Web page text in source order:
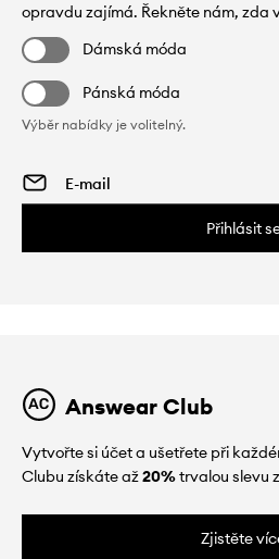
opravdu zajímá. Řekněte nám, zda
Dámská móda
Pánská móda
Výběr nabídky je volitelný.
Přihlásit
Answear Club
Vytvořte si účet a ušetřete při
Clubu získáte až20%trvalou slevu
Zjistěte